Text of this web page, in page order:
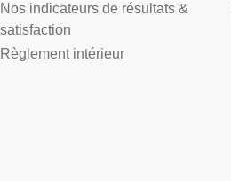
Nos indicateurs de résultats &
satisfaction
Règlement intérieur